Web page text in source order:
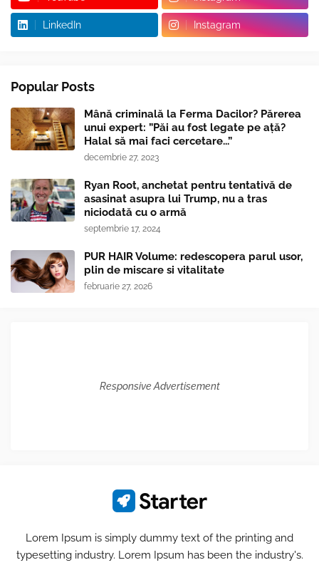
LinkedIn Instagram
Popular Posts
Mână criminală la Ferma Dacilor? Părerea
unui expert: ”Păi au fost legate pe ață?
Halal să mai faci cercetare...”
decembrie 27, 2023
Ryan Root, anchetat pentru tentativă de
asasinat asupra lui Trump, nu a tras
niciodată cu o armă
septembrie 17, 2024
PUR HAIR Volume: redescopera parul usor,
plin de miscare si vitalitate
februarie 27, 2026
Responsive Advertisement
Lorem Ipsum is simply dummy text of the printing and
typesetting industry. Lorem Ipsum has been the industry's.